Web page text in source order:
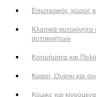
Εσωτερικός χώρος
Κλασικά
αυτοκινήτων
Κοσμήματα και
Κρασί, Ουίσκι και
Κόμικς και